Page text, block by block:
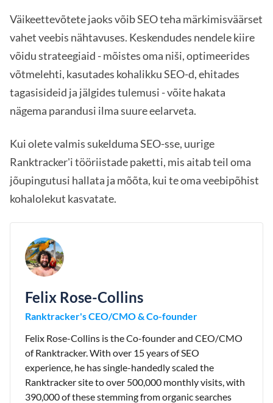
Väikeettevõtete jaoks võib SEO teha märkimisväärset
vahet veebis nähtavuses. Keskendudes nendele kiire
võidu strateegiaid - mõistes oma niši, optimeerides
võtmelehti, kasutades kohalikku SEO-d, ehitades
tagasisideid ja jälgides tulemusi - võite hakata
nägema parandusi ilma suure eelarveta.
Kui olete valmis sukelduma SEO-sse, uurige
Ranktracker'i tööriistade paketti, mis aitab teil oma
jõupingutusi hallata ja mõõta, kui te oma veebipõhist
kohalolekut kasvatate.
Felix Rose-Collins
Ranktracker's CEO/CMO & Co-founder
Felix Rose-Collins is the Co-founder and CEO/CMO
of Ranktracker. With over 15 years of SEO
experience, he has single-handedly scaled the
Ranktracker site to over 500,000 monthly visits, with
390,000 of these stemming from organic searches